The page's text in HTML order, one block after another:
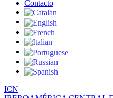
Contacto
ICN